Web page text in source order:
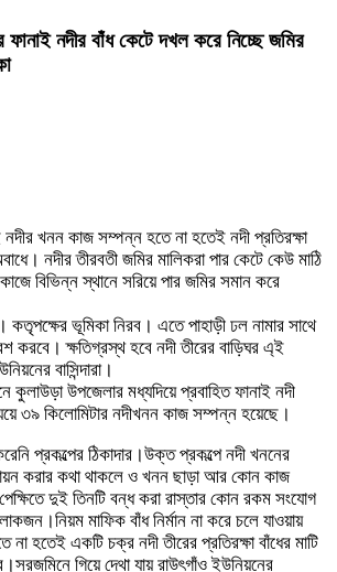
নদীর বাঁধ কেটে দখল করে নিচ্ছে জমির
খনন কাজ সম্পন্ন হতে না হতেই নদী প্রতিরক্ষা
নদীর তীরবতী জমির মালিকরা পার কেটে কেউ মাঠি
বিভিন্ন স্থানে সরিয়ে পার জমির সমান করে
কতৃপক্ষের ভূমিকা নিরব। এতে পাহাড়ী ঢল নামার সাথে
করবে। ক্ষতিগ্রস্থ হবে নদী তীরের বাড়িঘর এ্ই
বাসিন্দারা।
কুলাউড়া উপজেলার মধ্যদিয়ে প্রবাহিত ফানাই নদী
৩৯ কিলোমিটার নদীখনন কাজ সম্পন্ন হয়েছে।
প্রকল্পের ঠিকাদার।উক্ত প্রকল্পে নদী খননের
করার কথা থাকলে ও খনন ছাড়া আর কোন কাজ
দুই তিনটি বন্ধ করা রাস্তার কোন রকম সংযোগ
মাফিক বাঁধ নির্মান না করে চলে যাওয়ায়
হতেই একটি চক্র নদী তীরের প্রতিরক্ষা বাঁধের মাটি
গিয়ে দেথা যায় রাউৎগাঁও ইউনিয়নের